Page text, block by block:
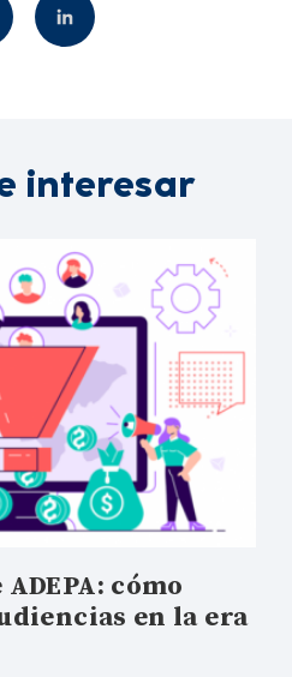
interesar
cómo
en la era